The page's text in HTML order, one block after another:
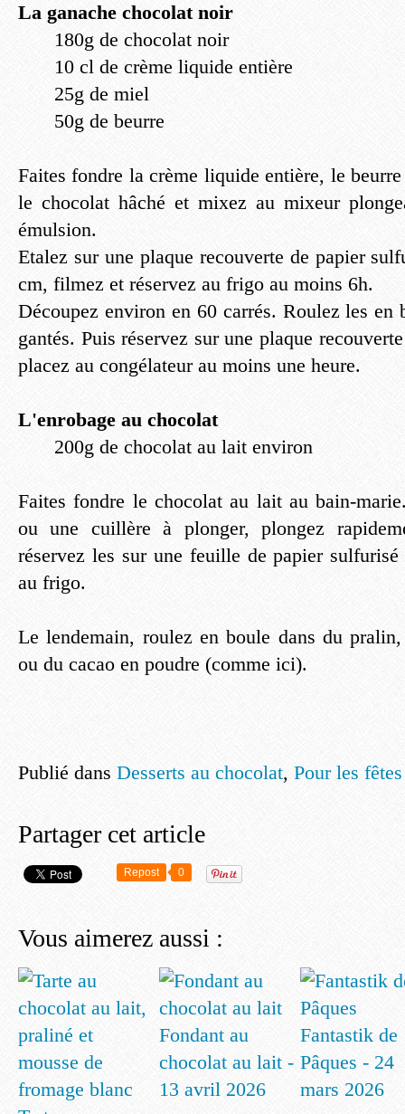
La ganache chocolat noir
180g de chocolat noir
10 cl de crème liquide entière
25g de miel
50g de beurre
Faites fondre la crème liquide entière, le
le chocolat hâché et mixez au mixeur
émulsion.
Etalez sur une plaque recouverte de papier
cm, filmez et réservez au frigo au moins 6h.
Découpez environ en 60 carrés. Roulez les en
gantés. Puis réservez sur une plaque
placez au congélateur au moins une heure.
L'enrobage au chocolat
200g de chocolat au lait environ
Faites fondre le chocolat au lait au bain-
ou une cuillère à plonger, plongez
réservez les sur une feuille de papier
au frigo.
Le lendemain, roulez en boule dans du
ou du cacao en poudre (comme ici).
Publié dans Desserts au chocolat, Pour les
Partager cet article
Repost 0
Vous aimerez aussi :
Fondant au
chocolat au lait -
13 avril 2026
Fantastik de
Pâques - 24
mars 2026